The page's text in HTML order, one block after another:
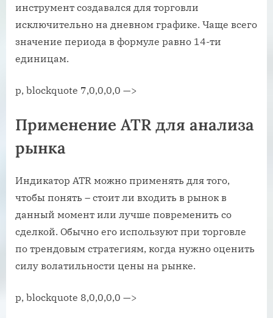
инструмент создавался для торговли
исключительно на дневном графике. Чаще всего
значение периода в формуле равно 14-ти
единицам.
p, blockquote 7,0,0,0,0 —>
Применение ATR для анализа
рынка
Индикатор ATR можно применять для того,
чтобы понять – стоит ли входить в рынок в
данный момент или лучше повременить со
сделкой. Обычно его используют при торговле
по трендовым стратегиям, когда нужно оценить
силу волатильности цены на рынке.
p, blockquote 8,0,0,0,0 —>